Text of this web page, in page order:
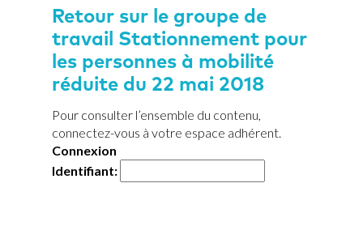
Retour sur le groupe de
travail Stationnement pour
les personnes à mobilité
réduite du 22 mai 2018
Pour consulter l’ensemble du contenu,
connectez-vous à votre espace adhérent.
Connexion
Identifiant: